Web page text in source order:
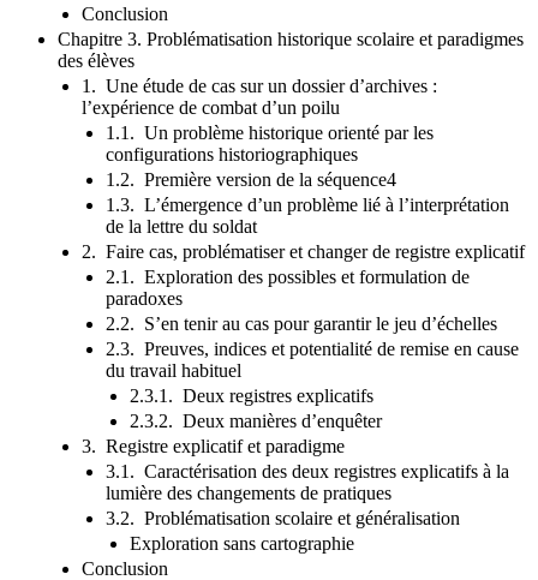
Conclusion
Chapitre 3. Problématisation historique scolaire et paradigmes
des élèves
1. Une étude de cas sur un dossier d’archives :
l’expérience de combat d’un poilu
1.1. Un problème historique orienté par les
configurations historiographiques
1.2. Première version de la séquence4
1.3. L’émergence d’un problème lié à l’interprétation
de la lettre du soldat
2. Faire cas, problématiser et changer de registre explicatif
2.1. Exploration des possibles et formulation de
paradoxes
2.2. S’en tenir au cas pour garantir le jeu d’échelles
2.3. Preuves, indices et potentialité de remise en cause
du travail habituel
2.3.1. Deux registres explicatifs
2.3.2. Deux manières d’enquêter
3. Registre explicatif et paradigme
3.1. Caractérisation des deux registres explicatifs à la
lumière des changements de pratiques
3.2. Problématisation scolaire et généralisation
Exploration sans cartographie
Conclusion